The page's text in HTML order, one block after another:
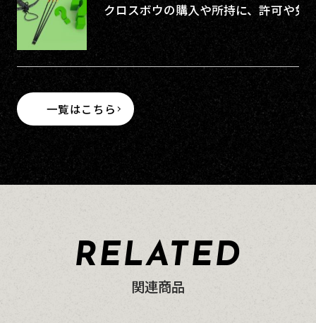
クロスボウの購入や所持に、許可や免
一覧はこちら
RELATED
関連商品